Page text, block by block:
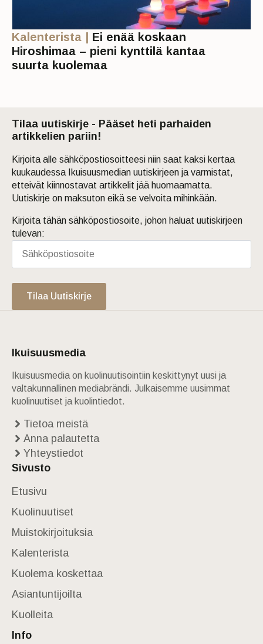
Kalenterista | Ei enää koskaan
Hiroshimaa – pieni kynttilä kantaa
suurta kuolemaa
Tilaa uutiskirje - Pääset heti parhaiden
artikkelien pariin!
Kirjoita alle sähköpostiosoitteesi niin saat kaksi kertaa
kuukaudessa Ikuisuusmedian uutiskirjeen ja varmistat,
etteivät kiinnostavat artikkelit jää huomaamatta.
Uutiskirje on maksuton eikä se velvoita mihinkään.
Kirjoita tähän sähköpostiosoite, johon haluat uutiskirjeen
tulevan:
Tilaa Uutiskirje
Ikuisuusmedia
Ikuisuusmedia on kuolinuutisointiin keskittynyt uusi ja
valtakunnallinen mediabrändi. Julkaisemme uusimmat
kuolinuutiset ja kuolintiedot.
Tietoa meistä
Anna palautetta
Yhteystiedot
Sivusto
Etusivu
Kuolinuutiset
Muistokirjoituksia
Kalenterista
Kuolema koskettaa
Asiantuntijoilta
Kuolleita
Info